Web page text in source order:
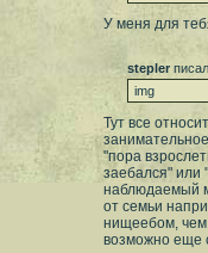
У меня для
stepler
img
Тут все
"пора
заебался" или
наблюдаемый
от семьи
нищеебом, чем
возможно еще